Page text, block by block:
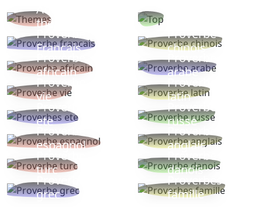
Autres
thèmes
Proverbe
Français
Proverbe
chinois
Proverbe
africain
Proverbe
arabe
Proverbe
vie
Proverbe
latin
Proverbes
ete
Proverbe
russe
Proverbe
espagnol
Proverbe
anglais
Proverbe
turc
Proverbe
danois
Proverbe
grec
Proverbes
famille